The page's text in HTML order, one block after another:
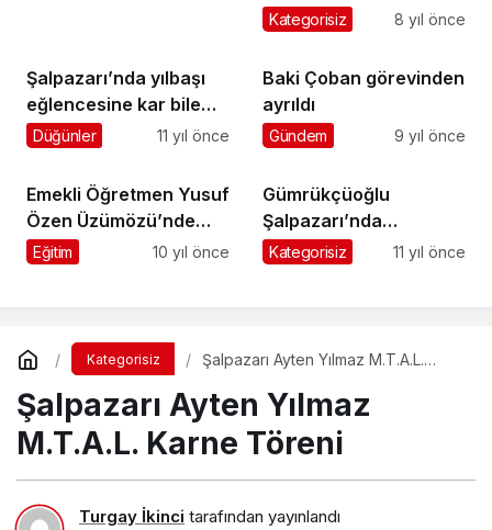
İşte kesin olmayan ilk
Kategorisiz 8 yıl önce
Şalpazarı’nda yılbaşı
eğlencesine kar bile
engel olamadı
Düğünler 11 yıl önce
Baki Çoban görevinden
ayrıldı
Gündem 9 yıl önce
Emekli Öğretmen Yusuf
Özen Üzümözü’nde
toprağa verildi
Eğitim 10 yıl önce
Gümrükçüoğlu
Şalpazarı’nda
muhtarları dinledi
Kategorisiz 11 yıl önce
Kategorisiz
Şalpazarı Ayten Yılmaz M.T.A.L.
Şalpazarı Ayten Yılmaz
M.T.A.L. Karne Töreni
Turgay İkinci tarafından yayınlandı